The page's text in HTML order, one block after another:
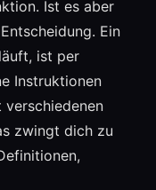
Ist es aber
Ein
ist per
Instruktionen
verschiedenen
zwingt dich zu